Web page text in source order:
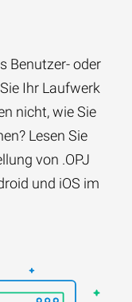
Benutzer- oder
Ihr Laufwerk
nicht, wie Sie
Lesen Sie
von .OPJ
und iOS im